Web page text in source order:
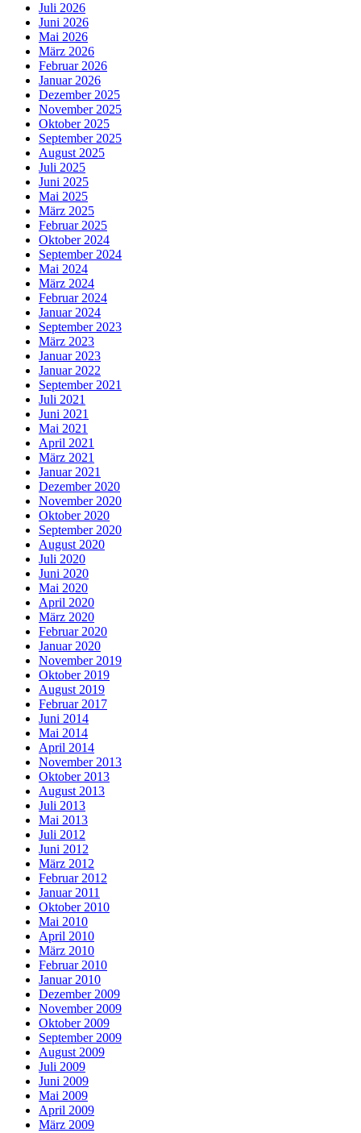
Juli 2026
Juni 2026
Mai 2026
März 2026
Februar 2026
Januar 2026
Dezember 2025
November 2025
Oktober 2025
September 2025
August 2025
Juli 2025
Juni 2025
Mai 2025
März 2025
Februar 2025
Oktober 2024
September 2024
Mai 2024
März 2024
Februar 2024
Januar 2024
September 2023
März 2023
Januar 2023
Januar 2022
September 2021
Juli 2021
Juni 2021
Mai 2021
April 2021
März 2021
Januar 2021
Dezember 2020
November 2020
Oktober 2020
September 2020
August 2020
Juli 2020
Juni 2020
Mai 2020
April 2020
März 2020
Februar 2020
Januar 2020
November 2019
Oktober 2019
August 2019
Februar 2017
Juni 2014
Mai 2014
April 2014
November 2013
Oktober 2013
August 2013
Juli 2013
Mai 2013
Juli 2012
Juni 2012
März 2012
Februar 2012
Januar 2011
Oktober 2010
Mai 2010
April 2010
März 2010
Februar 2010
Januar 2010
Dezember 2009
November 2009
Oktober 2009
September 2009
August 2009
Juli 2009
Juni 2009
Mai 2009
April 2009
März 2009